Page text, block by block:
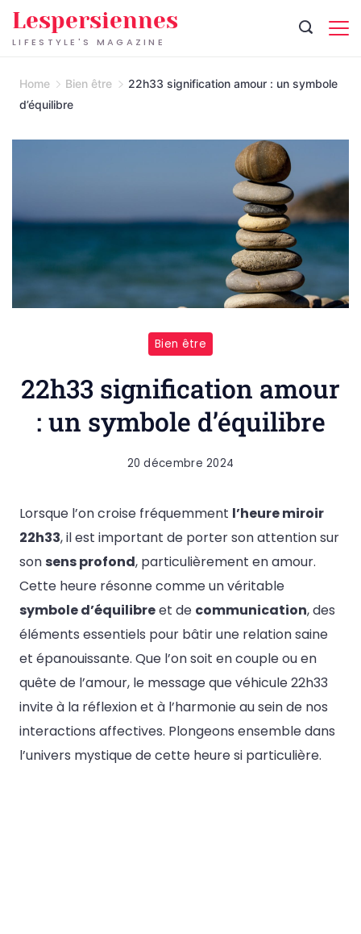
Skip
toLIFESTYLE'S MAGAZINE
Lespersiennes
Home Bien être
22h33 signification amour : un symbole
d’équilibre
Bien être
22h33 signification amour
: un symbole d’équilibre
20 décembre 2024
Lorsque l’on croise fréquemment l’heure miroir
22h33, il est important de porter son attention sur
son sens profond, particulièrement en amour.
Cette heure résonne comme un véritable
symbole d’équilibreet de communication, des
éléments essentiels pour bâtir une relation saine
et épanouissante. Que l’on soit en couple ou en
quête de l’amour, le message que véhicule 22h33
invite à la réflexion et à l’harmonie au sein de nos
interactions affectives. Plongeons ensemble dans
l’univers mystique de cette heure si particulière.